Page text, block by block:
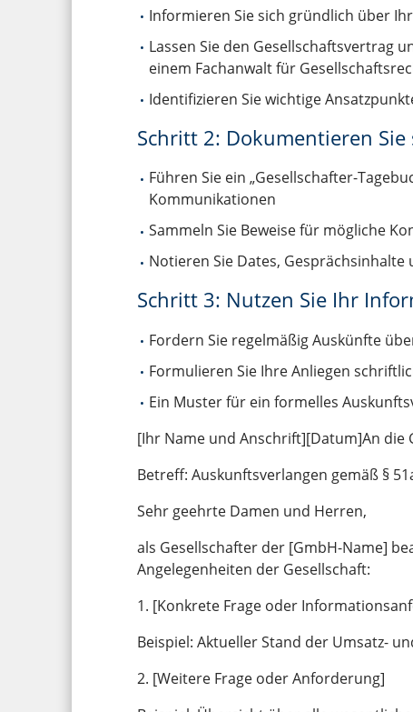
Informieren Sie sich gründlich über
Lassen Sie den Gesellschaftsvertrag
einem Fachanwalt für
Identifizieren Sie wichtige
Schritt 2: Dokumentieren
Führen Sie ein „Gesellschafter-
Kommunikationen
Sammeln Sie Beweise für mögliche
Notieren Sie Dates,
Schritt 3: Nutzen Sie Ihr
Fordern Sie regelmäßig Auskünfte
Formulieren Sie Ihre Anliegen
Ein Muster für ein formelles
[Ihr Name und Anschrift][Datum]An die
Betreff: Auskunftsverlangen gemäß §
Sehr geehrte Damen und Herren,
als Gesellschafter der [GmbH-Name]
Angelegenheiten der Gesellschaft:
1. [Konkrete Frage oder
Beispiel: Aktueller Stand der Umsatz-
2. [Weitere Frage oder Anforderung]